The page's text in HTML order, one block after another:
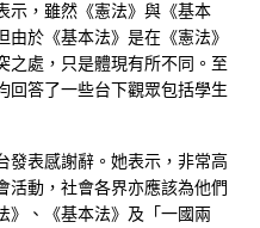
示，雖然《憲法》與《基本
於《基本法》是在《憲法》
之處，只是體現有所不同。至
回答了一些台下觀眾包括學生
發表感謝辭。她表示，非常高
活動，社會各界亦應該為他們
》、《基本法》及「一國兩